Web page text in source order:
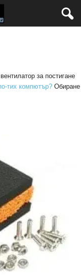
за постигане
тих компютър? Обиране